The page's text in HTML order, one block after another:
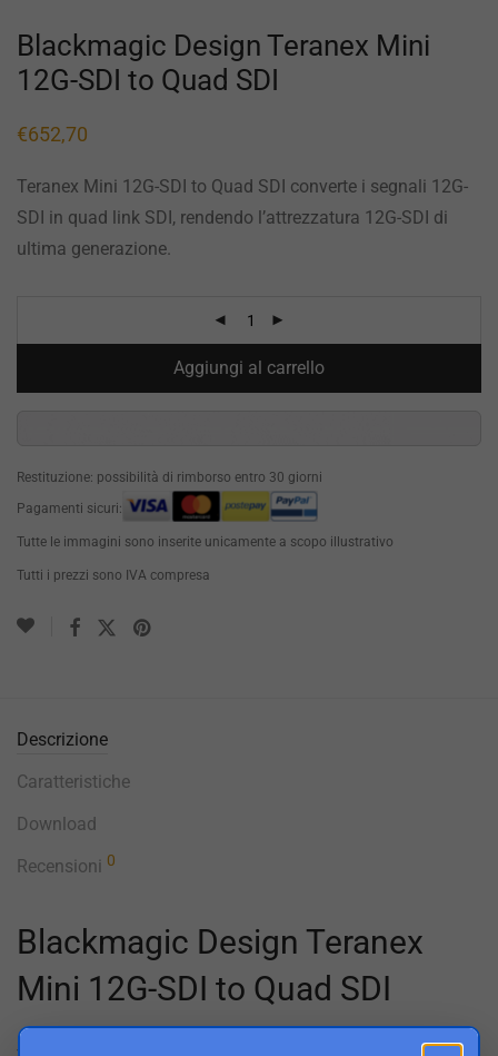
Blackmagic Design Teranex Mini
12G-SDI to Quad SDI
€652,70
Teranex Mini 12G-SDI to Quad SDI converte i segnali 12G-
SDI in quad link SDI, rendendo l’attrezzatura 12G-SDI di
ultima generazione.
Aggiungi al carrello
Restituzione: possibilità di rimborso entro 30 giorni
Pagamenti sicuri:
Tutte le immagini sono inserite unicamente a scopo illustrativo
Tutti i prezzi sono IVA compresa
Descrizione
Caratteristiche
Download
Recensioni 0
Blackmagic Design Teranex
Mini 12G-SDI to Quad SDI